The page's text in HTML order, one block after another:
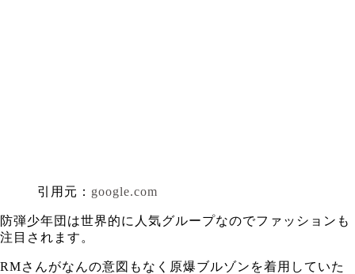
引用元： google.com
防弾少年団は世界的に人気グループなのでファッションも
注目されます。
RMさんがなんの意図もなく原爆ブルゾンを着用していた